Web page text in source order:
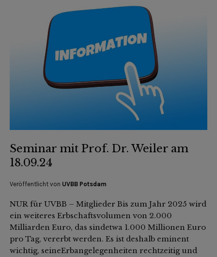
Seminar mit Prof. Dr. Weiler am
18.09.24
Veröffentlicht von UVBB Potsdam
NUR für UVBB – Mitglieder Bis zum Jahr 2025 wird
ein weiteres Erbschaftsvolumen von 2.000
Milliarden Euro, das sindetwa 1.000 Millionen Euro
pro Tag, vererbt werden. Es ist deshalb eminent
wichtig, seineErbangelegenheiten rechtzeitig und